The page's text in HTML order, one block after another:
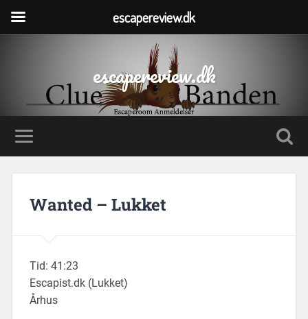
escapereview.dk
Wanted – Lukket
Tid: 41:23
Escapist.dk (Lukket)
Århus
escapereview.dk